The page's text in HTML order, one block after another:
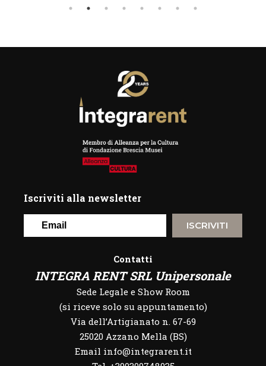
Iscriviti alla newsletter
ISCRIVITI
Contatti
INTEGRA RENT SRL Unipersonale
Sede Legale e Show Room
(si riceve solo su appuntamento)
Via dell’Artigianato n. 67-69
25020 Azzano Mella (BS)
Email info@integrarent.it